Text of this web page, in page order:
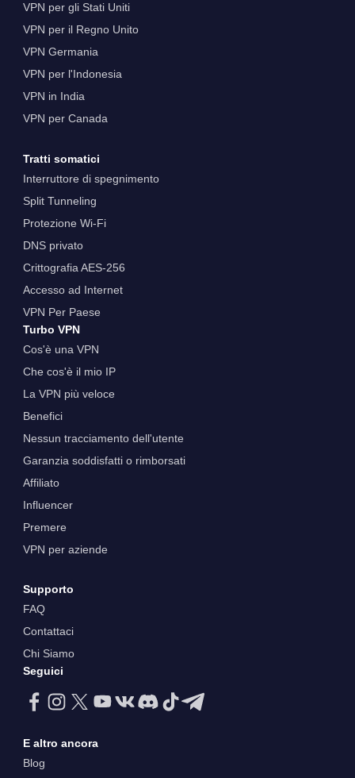
VPN per gli Stati Uniti
VPN per il Regno Unito
VPN Germania
VPN per l'Indonesia
VPN in India
VPN per Canada
Tratti somatici
Interruttore di spegnimento
Split Tunneling
Protezione Wi-Fi
DNS privato
Crittografia AES-256
Accesso ad Internet
VPN Per Paese
Turbo VPN
Cos'è una VPN
Che cos'è il mio IP
La VPN più veloce
Benefici
Nessun tracciamento dell'utente
Garanzia soddisfatti o rimborsati
Affiliato
Influencer
Premere
VPN per aziende
Supporto
FAQ
Contattaci
Chi Siamo
Seguici
E altro ancora
Blog